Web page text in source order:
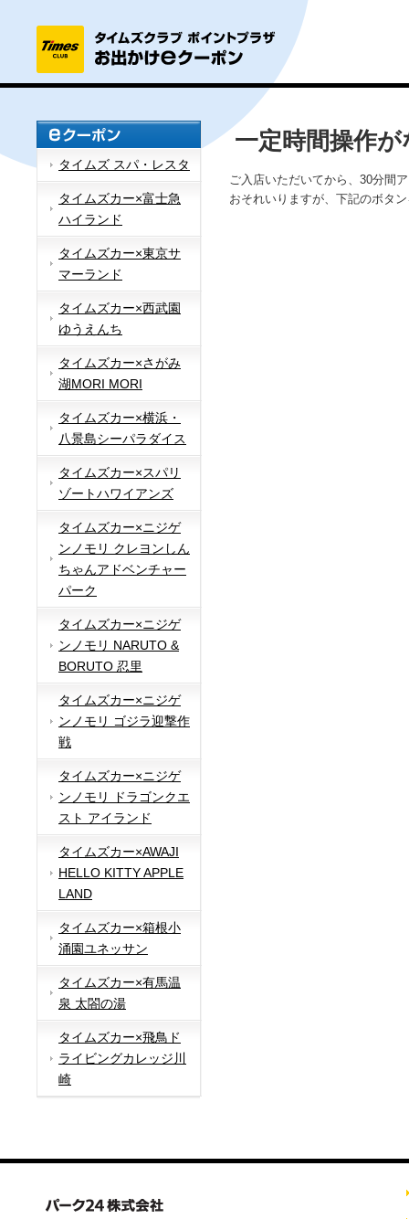
タイムズ スパ・レスタ
タイムズカー×富士急
ハイランド
タイムズカー×東京サ
マーランド
タイムズカー×西武園
ゆうえんち
タイムズカー×さがみ
湖MORI MORI
タイムズカー×横浜・
八景島シーパラダイス
タイムズカー×スパリ
ゾートハワイアンズ
タイムズカー×ニジゲ
ンノモリ クレヨンしん
ちゃんアドベンチャー
パーク
タイムズカー×ニジゲ
ンノモリ NARUTO &
BORUTO 忍里
タイムズカー×ニジゲ
ンノモリ ゴジラ迎撃作
戦
タイムズカー×ニジゲ
ンノモリ ドラゴンクエ
スト アイランド
タイムズカー×AWAJI
HELLO KITTY APPLE
LAND
タイムズカー×箱根小
涌園ユネッサン
タイムズカー×有馬温
泉 太閤の湯
タイムズカー×飛鳥ド
ライビングカレッジ川
崎
一定時間操作
ご入店いただいてから、30分間
おそれいりますが、下記のボタ